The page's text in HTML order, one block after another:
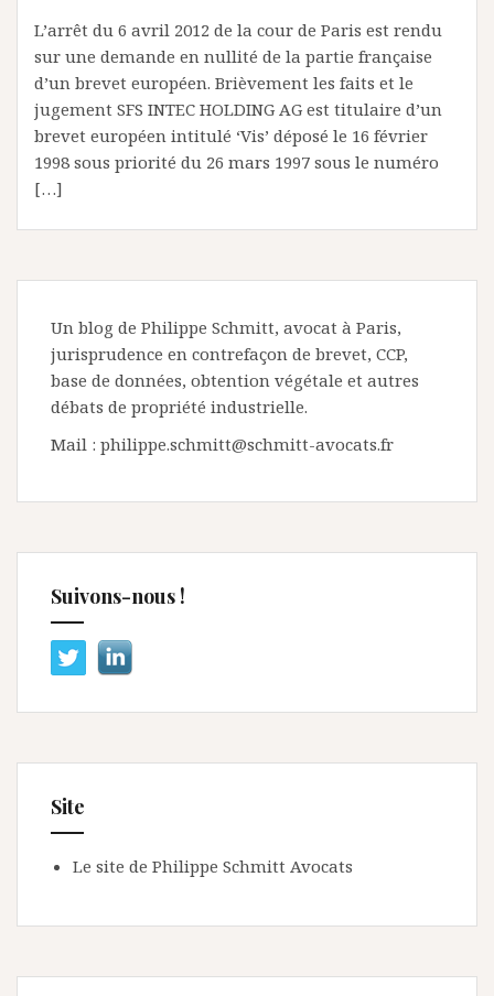
L’arrêt du 6 avril 2012 de la cour de Paris est rendu
sur une demande en nullité de la partie française
d’un brevet européen. Brièvement les faits et le
jugement SFS INTEC HOLDING AG est titulaire d’un
brevet européen intitulé ‘Vis’ déposé le 16 février
1998 sous priorité du 26 mars 1997 sous le numéro
[…]
Un blog de Philippe Schmitt, avocat à Paris,
jurisprudence en contrefaçon de brevet, CCP,
base de données, obtention végétale et autres
débats de propriété industrielle.
Mail : philippe.schmitt@schmitt-avocats.fr
Suivons-nous !
Site
Le site de Philippe Schmitt Avocats